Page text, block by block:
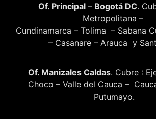
Of. Principal – Bogotá DC.
Metropolitana –
Cundinamarca – Tolima – Sabana
– Casanare – Arauca y
Of. Manizales Caldas. Cubre :
Choco – Valle del Cauca –
Putumayo.